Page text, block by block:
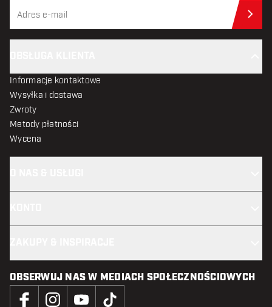
Informacje kontaktowe
Wysyłka i dostawa
Zwroty
Metody płatności
Wycena
OBSERWUJ NAS W MEDIACH SPOŁECZNOŚCIOWYCH